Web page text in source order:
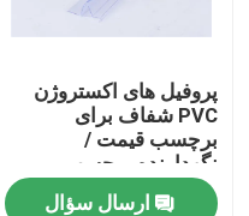
تور کارخانه
کنترل کیفیت
پروفیل های اکستروژن
PVC شفاف برای
برچسب قیمت /
نگهدارنده برچسب
ارسال سؤال